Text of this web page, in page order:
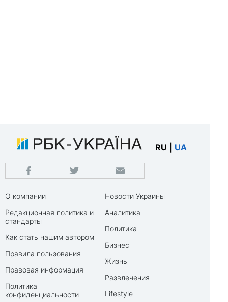
RU UA
О компании
Редакционная политика и
стандарты
Как стать нашим автором
Правила пользования
Правовая информация
Политика
конфиденциальности
Новости Украины
Аналитика
Политика
Бизнес
Жизнь
Развлечения
Lifestyle